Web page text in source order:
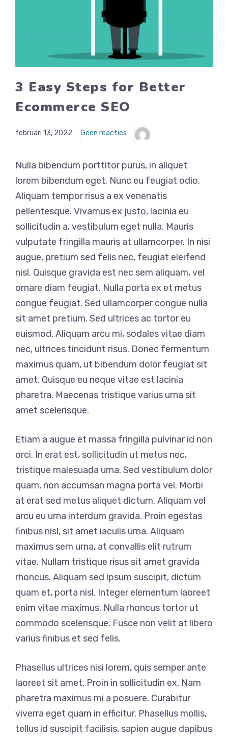
3 Easy Steps for Better
Ecommerce SEO
februari 13, 2022 Geen reacties
Nulla bibendum porttitor purus, in aliquet
lorem bibendum eget. Nunc eu feugiat odio.
Aliquam tempor risus a ex venenatis
pellentesque. Vivamus ex justo, lacinia eu
sollicitudin a, vestibulum eget nulla. Mauris
vulputate fringilla mauris at ullamcorper. In nisi
augue, pretium sed felis nec, feugiat eleifend
nisl. Quisque gravida est nec sem aliquam, vel
ornare diam feugiat. Nulla porta ex et metus
congue feugiat. Sed ullamcorper congue nulla
sit amet pretium. Sed ultrices ac tortor eu
euismod. Aliquam arcu mi, sodales vitae diam
nec, ultrices tincidunt risus. Donec fermentum
maximus quam, ut bibendum dolor feugiat sit
amet. Quisque eu neque vitae est lacinia
pharetra. Maecenas tristique varius urna sit
amet scelerisque.
Etiam a augue et massa fringilla pulvinar id non
orci. In erat est, sollicitudin ut metus nec,
tristique malesuada urna. Sed vestibulum dolor
quam, non accumsan magna porta vel. Morbi
at erat sed metus aliquet dictum. Aliquam vel
arcu eu urna interdum gravida. Proin egestas
finibus nisl, sit amet iaculis urna. Aliquam
maximus sem urna, at convallis elit rutrum
vitae. Nullam tristique risus sit amet gravida
rhoncus. Aliquam sed ipsum suscipit, dictum
quam et, porta nisl. Integer elementum laoreet
enim vitae maximus. Nulla rhoncus tortor ut
commodo scelerisque. Fusce non velit at libero
varius finibus et sed felis.
Phasellus ultrices nisi lorem, quis semper ante
laoreet sit amet. Proin in sollicitudin ex. Nam
pharetra maximus mi a posuere. Curabitur
viverra eget quam in efficitur. Phasellus mollis,
tellus id suscipit facilisis, sapien augue dapibus